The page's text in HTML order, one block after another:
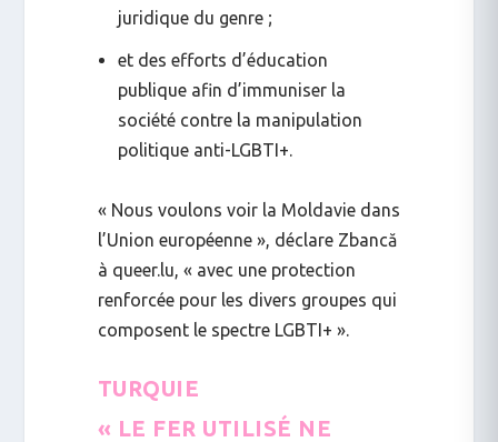
juridique du genre ;
et desefforts d’éducation
publique afin d’immuniser la
société contre la manipulation
politique anti-LGBTI+.
« Nous voulons voir la Moldavie dans
l’Union européenne », déclare Zbancă
à queer.lu, « avec une protection
renforcée pour les divers groupes qui
composent le spectre LGBTI+ ».
TURQUIE
« LE FER UTILISÉ NE